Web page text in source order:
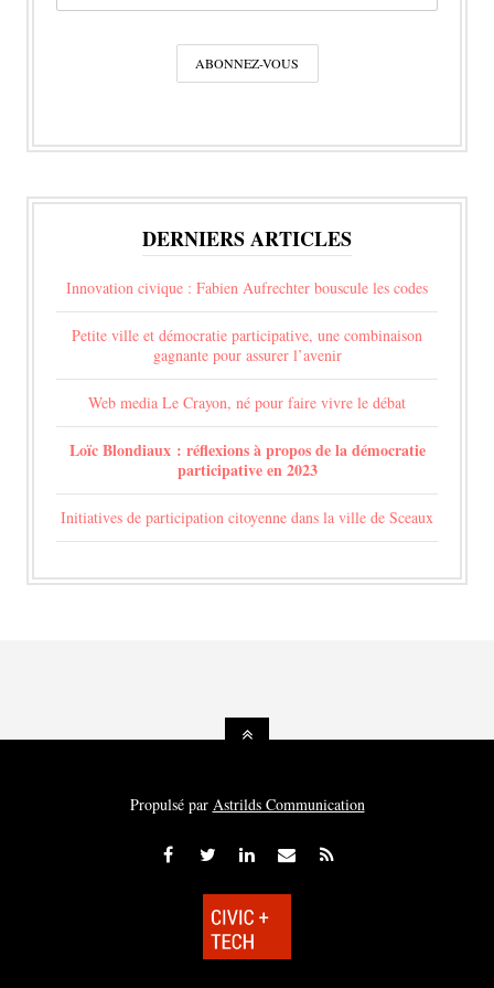
DERNIERS ARTICLES
Innovation civique : Fabien Aufrechter bouscule les codes
Petite ville et démocratie participative, une combinaison
gagnante pour assurer l’avenir
Web media Le Crayon, né pour faire vivre le débat
Loïc Blondiaux : réflexions à propos de la démocratie
participative en 2023
Initiatives de participation citoyenne dans la ville de Sceaux
Propulsé par Astrilds Communication